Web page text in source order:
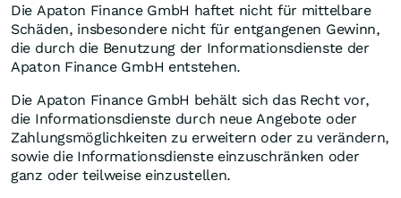
Die Apaton Finance GmbH haftet nicht für mittelbare
Schäden, insbesondere nicht für entgangenen Gewinn,
die durch die Benutzung der Informationsdienste der
Apaton Finance GmbH entstehen.
Die Apaton Finance GmbH behält sich das Recht vor,
die Informationsdienste durch neue Angebote oder
Zahlungsmöglichkeiten zu erweitern oder zu verändern,
sowie die Informationsdienste einzuschränken oder
ganz oder teilweise einzustellen.